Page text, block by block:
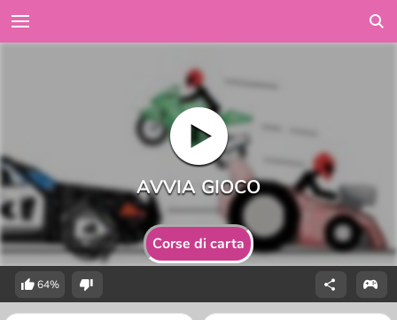
Corse di carta
64%